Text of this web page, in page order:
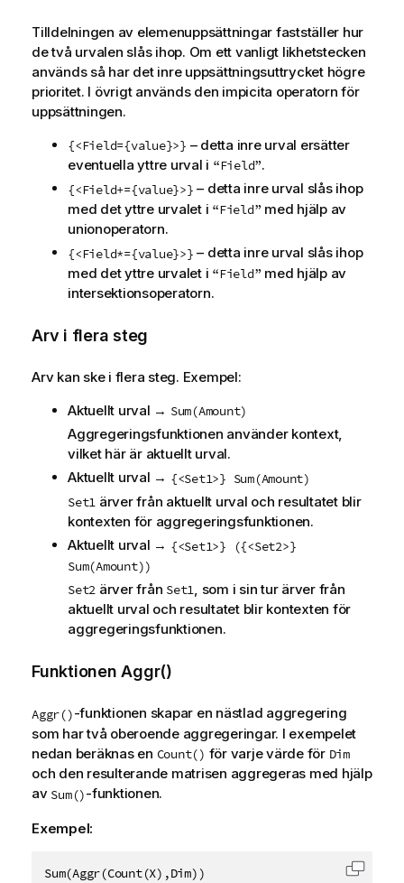
Tilldelningen av elemenuppsättningar fastställer hur
de två urvalen slås ihop. Om ett vanligt likhetstecken
används så har det inre uppsättningsuttrycket högre
prioritet. I övrigt används den impicita operatorn för
uppsättningen.
{<Field={value}>} – detta inre urval ersätter
eventuella yttre urval i “Field”.
{<Field+={value}>} – detta inre urval slås ihop
med det yttre urvalet i “Field” med hjälp av
unionoperatorn.
{<Field*={value}>} – detta inre urval slås ihop
med det yttre urvalet i “Field” med hjälp av
intersektionsoperatorn.
Arv i flera steg
Arv kan ske i flera steg. Exempel:
Aktuellt urval → Sum(Amount)
Aggregeringsfunktionen använder kontext,
vilket här är aktuellt urval.
Aktuellt urval → {<Set1>} Sum(Amount)
Set1 ärver från aktuellt urval och resultatet blir
kontexten för aggregeringsfunktionen.
Aktuellt urval → {<Set1>} ({<Set2>}
Sum(Amount))
Set2 ärver från Set1, som i sin tur ärver från
aktuellt urval och resultatet blir kontexten för
aggregeringsfunktionen.
Funktionen Aggr()
Aggr()-funktionen skapar en nästlad aggregering
som har två oberoende aggregeringar. I exempelet
nedan beräknas en Count() för varje värde för Dim
och den resulterande matrisen aggregeras med hjälp
av Sum()-funktionen.
Exempel:
Sum(Aggr(Count(X),Dim))